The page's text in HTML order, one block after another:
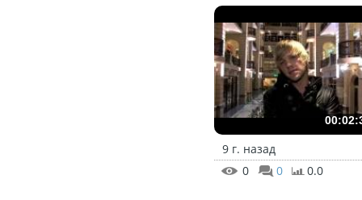
9 г. назад
0
0 0.0